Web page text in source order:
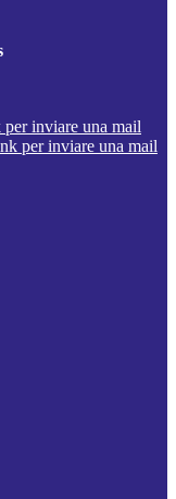
inviare una mail
per inviare una mail